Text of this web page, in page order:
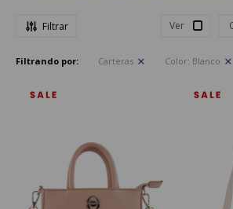
Ver
Filtrando por: Carteras Color: Blanco